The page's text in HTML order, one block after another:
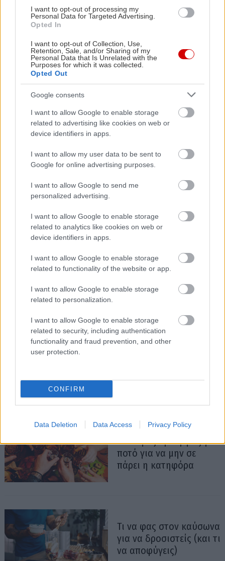
I want to opt-out of processing my
Personal Data for Targeted Advertising.
Opted In
I want to opt-out of Collection, Use,
Retention, Sale, and/or Sharing of my
Personal Data that Is Unrelated with the
Purposes for which it was collected.
Opted Out
Google consents
I want to allow Google to enable storage
related to advertising like cookies on web or
device identifiers in apps.
I want to allow my user data to be sent to
Google for online advertising purposes.
I want to allow Google to send me
personalized advertising.
I want to allow Google to enable storage
related to analytics like cookies on web or
device identifiers in apps.
I want to allow Google to enable storage
related to functionality of the website or app.
I want to allow Google to enable storage
related to personalization.
I want to allow Google to enable storage
related to security, including authentication
functionality and fraud prevention, and other
user protection.
CONFIRM
Data Deletion Data Access Privacy Policy
παιδιά
ΔΙΑΤΡΟΦΗ
Τι να φας πριν βγεις για
ποτό για να μην σε
πάρει η κατηφόρα
Τι να φας στον καύσωνα
για να δροσιστείς (και τι
να αποφύγεις)